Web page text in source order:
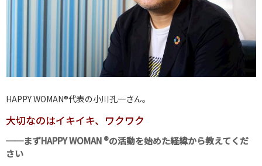
HAPPY WOMAN®代表の小川孔一さん。
大切なのはイキイキ、ワクワク
──まずHAPPY WOMAN ®の活動を始めた経緯から教えてくだ
さい